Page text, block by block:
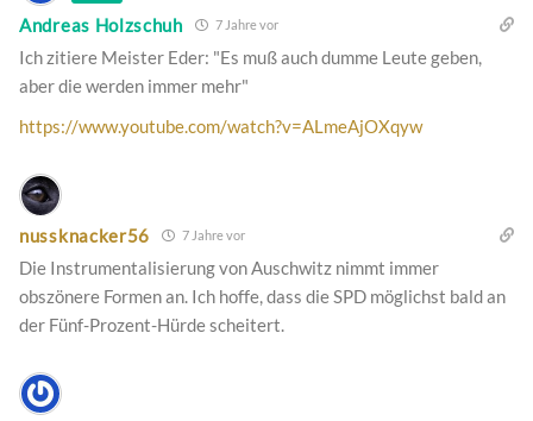
Andreas Holzschuh 7 Jahre vor
Ich zitiere Meister Eder: "Es muß auch dumme Leute geben,
aber die werden immer mehr"
https://www.youtube.com/watch?v=ALmeAjOXqyw
nussknacker56 7 Jahre vor
Die Instrumentalisierung von Auschwitz nimmt immer
obszönere Formen an. Ich hoffe, dass die SPD möglichst bald an
der Fünf-Prozent-Hürde scheitert.